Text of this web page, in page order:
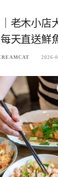
老木小店
天直送鮮
2026-